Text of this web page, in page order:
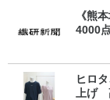
《熊
4000
ヒロ
上げ